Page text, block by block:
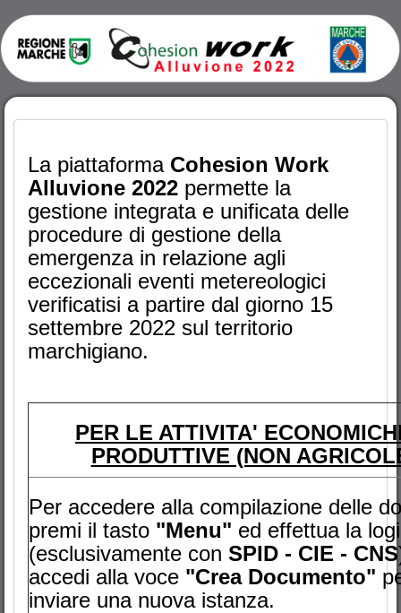
La piattaforma Cohesion Work
Alluvione 2022 permette la
gestione integrata e unificata delle
procedure di gestione della
emergenza in relazione agli
eccezionali eventi metereologici
verificatisi a partire dal giorno 15
settembre 2022 sul territorio
marchigiano.
PER LE ATTIVITA'
PRODUTTIVE (NON
Per accedere alla compilazione delle
premi il tasto "Menu" ed effettua la
(esclusivamente con SPID - CIE - CNS
accedi alla voce "Crea Documento"
inviare una nuova istanza.